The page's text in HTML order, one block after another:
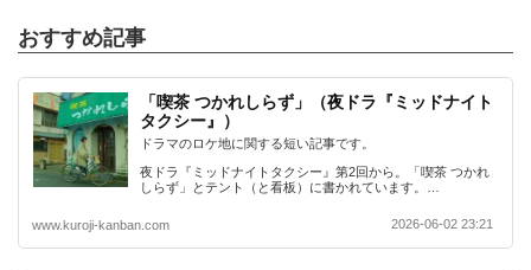
おすすめ記事
「喫茶 つかれしらず」（夜ドラ『ミッドナイト
タクシー』）
ドラマのロケ地に関する短い記事です。
夜ドラ『ミッドナイトタクシー』第2回から。「喫茶 つかれ
しらず」とテント（と看板）に書かれています。…
www.kuroji-kanban.com 2026-06-02 23:21